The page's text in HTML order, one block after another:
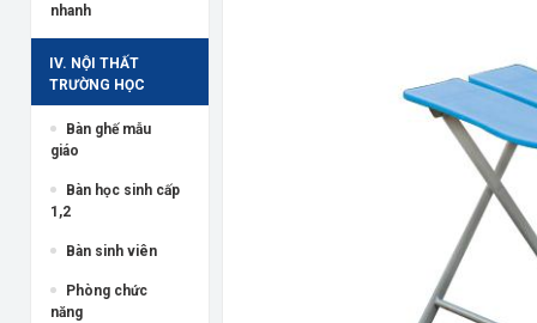
nhanh
IV. NỘI THẤT
TRƯỜNG HỌC
Bàn ghế mẫu
giáo
Bàn học sinh cấp
1,2
Bàn sinh viên
Phòng chức
năng